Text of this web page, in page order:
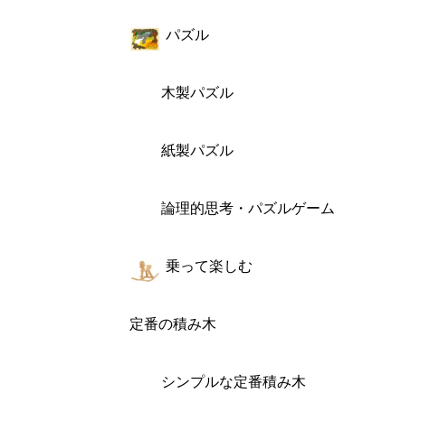
パズル
木製パズル
紙製パズル
論理的思考・パズルゲーム
乗って楽しむ
定番の積み木
シンプルな定番積み木